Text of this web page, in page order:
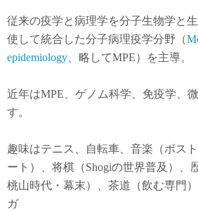
従来の疫学と病理学を分子生物学と
使して統合した分子病理疫学分野（
epidemiology 、略してMPE）を主導。
近年はMPE 、ゲノム科学、免疫学、
す。
趣味はテニス、自転車、音楽（ボス
ート）、将棋（Shogiの世界普及）、
桃山時代・幕末）、茶道（飲む専門
ガ